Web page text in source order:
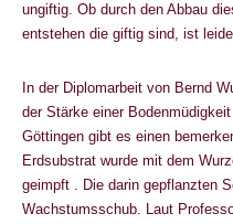
ungiftig. Ob durch den Abbau
entstehen die giftig sind, ist
In der Diplomarbeit von Bernd
der Stärke einer
Göttingen gibt es einen
Erdsubstrat wurde mit dem
geimpft . Die darin gepflanzten
Wachstumsschub. Laut